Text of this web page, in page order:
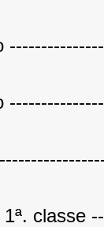
classe